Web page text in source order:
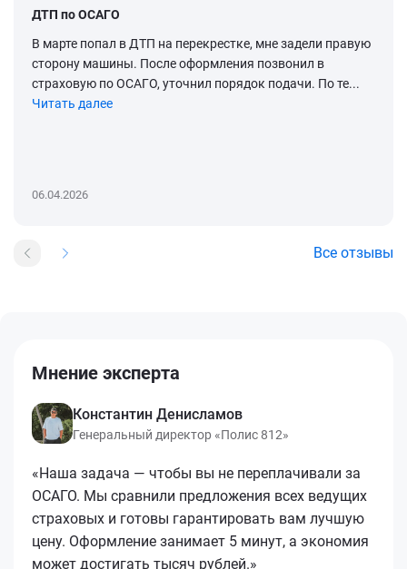
ДТП по ОСАГО
В марте попал в ДТП на перекрестке, мне задели правую
сторону машины. После оформления позвонил в
страховую по ОСАГО, уточнил порядок подачи. По те...
Читать далее
06.04.2026
Все отзывы
Мнение эксперта
Константин Денисламов
Генеральный директор «Полис 812»
«Наша задача — чтобы вы не переплачивали за
ОСАГО. Мы сравнили предложения всех ведущих
страховых и готовы гарантировать вам лучшую
цену. Оформление занимает 5 минут, а экономия
может достигать тысяч рублей.»